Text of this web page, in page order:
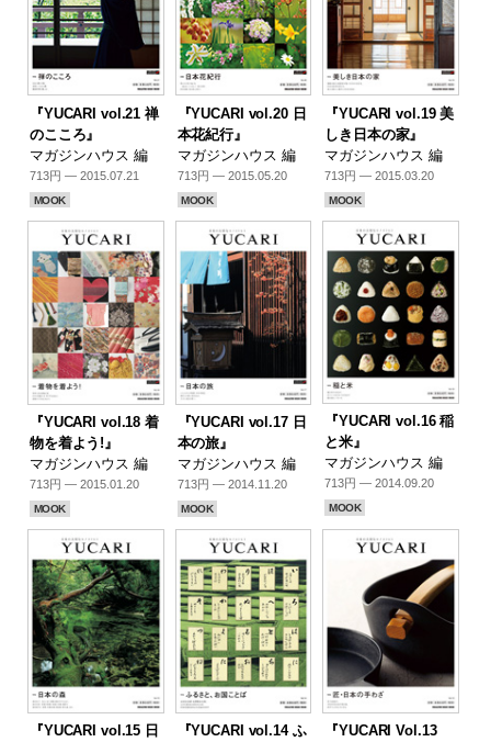
『YUCARI vol.21 禅
のこころ』
マガジンハウス 編
713円 — 2015.07.21
MOOK
『YUCARI vol.20 日
本花紀行』
マガジンハウス 編
713円 — 2015.05.20
MOOK
『YUCARI vol.19 美
しき日本の家』
マガジンハウス 編
713円 — 2015.03.20
MOOK
『YUCARI vol.18 着
物を着よう!』
マガジンハウス 編
713円 — 2015.01.20
MOOK
『YUCARI vol.17 日
本の旅』
マガジンハウス 編
713円 — 2014.11.20
MOOK
『YUCARI vol.16 稲
と米』
マガジンハウス 編
713円 — 2014.09.20
MOOK
『YUCARI vol.15 日
『YUCARI vol.14 ふ
『YUCARI Vol.13